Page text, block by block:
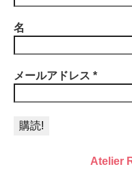
名
メールアドレス *
Atelier